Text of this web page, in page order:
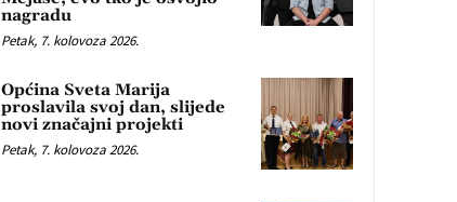
nagradu
Petak, 7. kolovoza 2026.
Općina Sveta Marija
proslavila svoj dan, slijede
novi značajni projekti
Petak, 7. kolovoza 2026.